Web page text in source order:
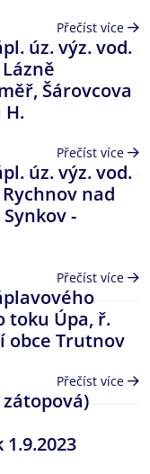
Přečíst více
úz. výz. vod.
Šárovcova
H.
Přečíst více
úz. výz. vod.
nad
-
Přečíst více
toku Úpa, ř.
obce Trutnov
Přečíst více